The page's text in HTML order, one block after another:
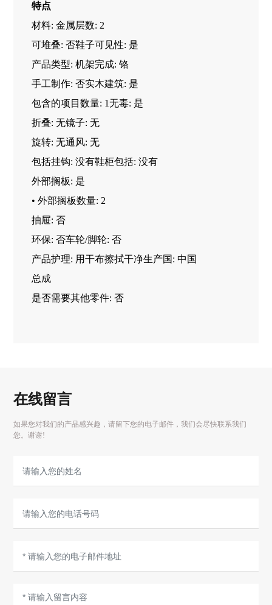
特点
材料: 金属层数: 2
可堆叠: 否鞋子可见性: 是
产品类型: 机架完成: 铬
手工制作: 否实木建筑: 是
包含的项目数量: 1无毒: 是
折叠: 无镜子: 无
旋转: 无通风: 无
包括挂钩: 没有鞋柜包括: 没有
外部搁板: 是
• 外部搁板数量: 2
抽屉: 否
环保: 否车轮/脚轮: 否
产品护理: 用干布擦拭干净生产国: 中国
总成
是否需要其他零件: 否
在线留言
如果您对我们的产品感兴趣，请留下您的电子邮件，我们会尽快联系我们
您。谢谢!